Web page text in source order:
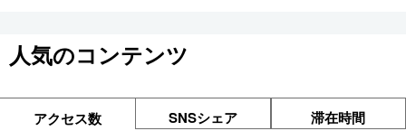
人気のコンテンツ
アクセス数 SNSシェア 滞在時間